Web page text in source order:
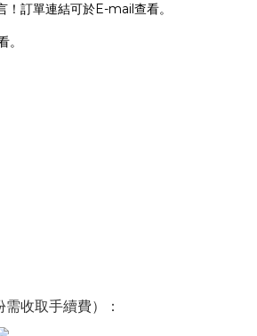
訂單連結可於E-mail查看。
收取手續費）：